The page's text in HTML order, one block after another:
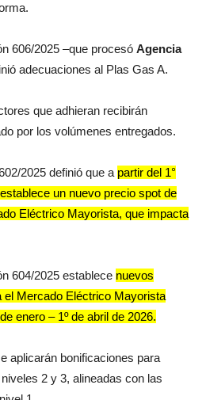
606/2025 –que procesó Agencia
adecuaciones al Plas Gas A.
que adhieran recibirán
por los volúmenes entregados.
2025 definió que a partir del 1°
un nuevo precio spot de
Eléctrico Mayorista, que impacta
604/2025 establece nuevos
el Mercado Eléctrico Mayorista
enero – 1º de abril de 2026.
aplicarán bonificaciones para
2 y 3, alineadas con las